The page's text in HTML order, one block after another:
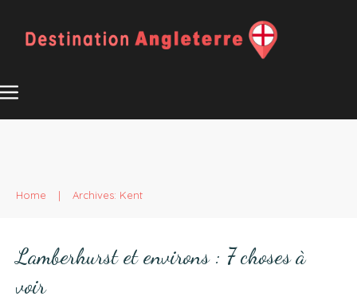
Home | Archives: Kent
Lamberhurst et environs : 7 choses à
voir